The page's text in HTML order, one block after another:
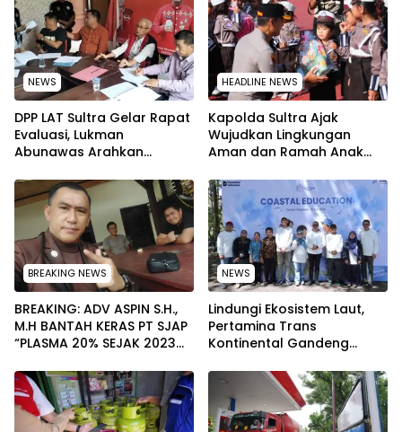
NEWS
‎DPP LAT Sultra Gelar Rapat
Evaluasi, Lukman
Abunawas Arahkan
Secara Rutin dan
Menyeluruh
HEADLINE NEWS
Kapolda Sultra Ajak
Wujudkan Lingkungan
Aman dan Ramah Anak
Nasional 2026
BREAKING NEWS
BREAKING: ADV ASPIN S.H.,
M.H BANTAH KERAS PT SJAP
“PLASMA 20% SEJAK 2023
WARGA WAWOONE!
NEWS
Lindungi Ekosistem Laut,
Pertamina Trans
Kontinental Gandeng
Kebersihan Pantai di
Bitung, Sulawesi